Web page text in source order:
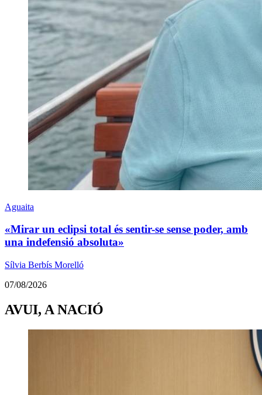
Aguaita
«Mirar un eclipsi total és sentir-se sense poder, amb
una indefensió absoluta»
Sílvia Berbís Morelló
07/08/2026
AVUI, A NACIÓ